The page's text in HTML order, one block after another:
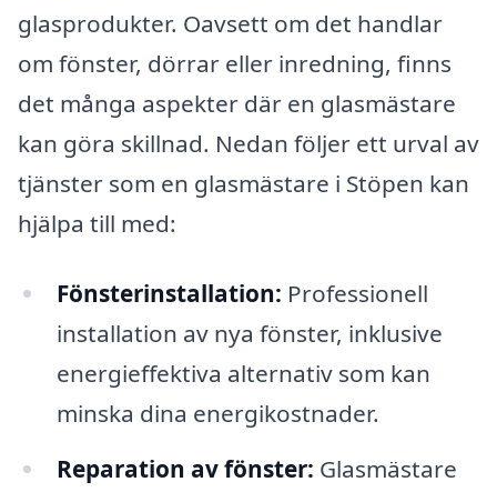
glasprodukter. Oavsett om det handlar
om fönster, dörrar eller inredning, finns
det många aspekter där en glasmästare
kan göra skillnad. Nedan följer ett urval av
tjänster som en glasmästare i Stöpen kan
hjälpa till med:
Fönsterinstallation: Professionell
installation av nya fönster, inklusive
energieffektiva alternativ som kan
minska dina energikostnader.
Reparation av fönster: Glasmästare